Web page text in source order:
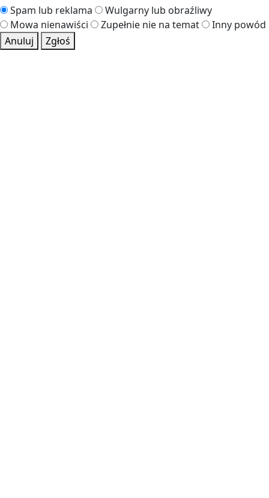
Spam lub reklama
Wulgarny lub obraźliwy
Mowa nienawiści
Zupełnie nie na temat
Inny powód
Anuluj
Zgłoś